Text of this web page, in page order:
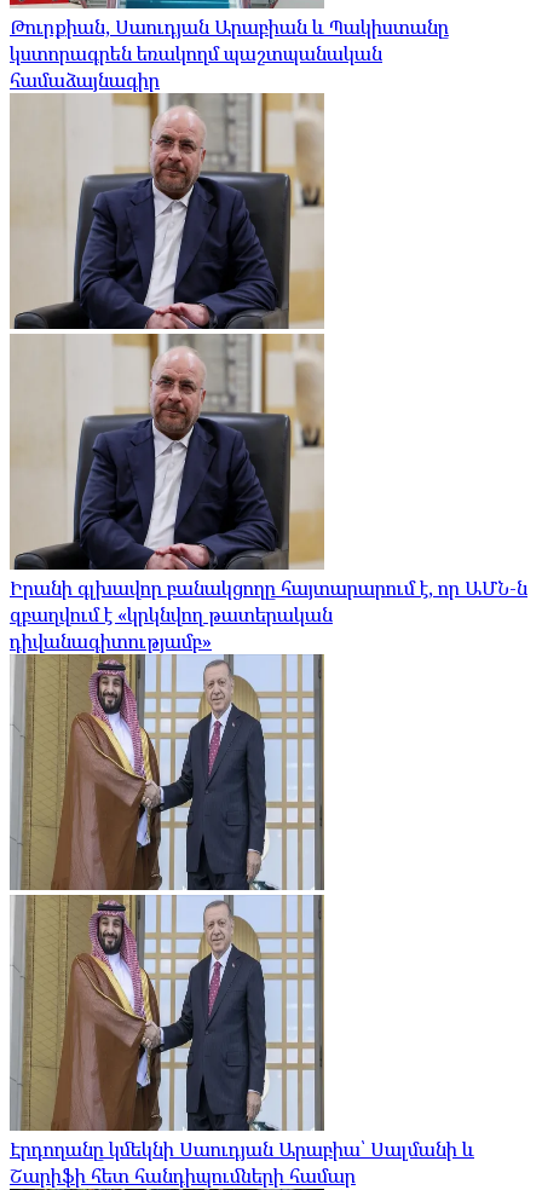
Թուրքիան, Սաուդյան Արաբիան և Պակիստանը
կստորագրեն եռակողմ պաշտպանական
համաձայնագիր
Իրանի գլխավոր բանակցողը հայտարարում է, որ ԱՄՆ-ն
զբաղվում է «կրկնվող թատերական
դիվանագիտությամբ»
Էրդողանը կմեկնի Սաուդյան Արաբիա՝ Սալմանի և
Շարիֆի հետ հանդիպումների համար